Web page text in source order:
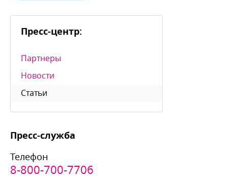
Пресс-центр:
Партнеры
Новости
Статьи
Пресс-служба
Телефон
8-800-700-7706